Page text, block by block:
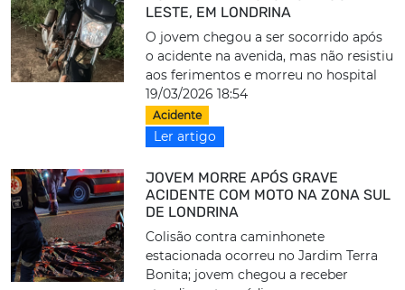
LESTE, EM LONDRINA
O jovem chegou a ser socorrido após
o acidente na avenida, mas não resistiu
aos ferimentos e morreu no hospital
19/03/2026 18:54
Acidente
Ler artigo
JOVEM MORRE APÓS GRAVE
ACIDENTE COM MOTO NA ZONA SUL
DE LONDRINA
Colisão contra caminhonete
estacionada ocorreu no Jardim Terra
Bonita; jovem chegou a receber